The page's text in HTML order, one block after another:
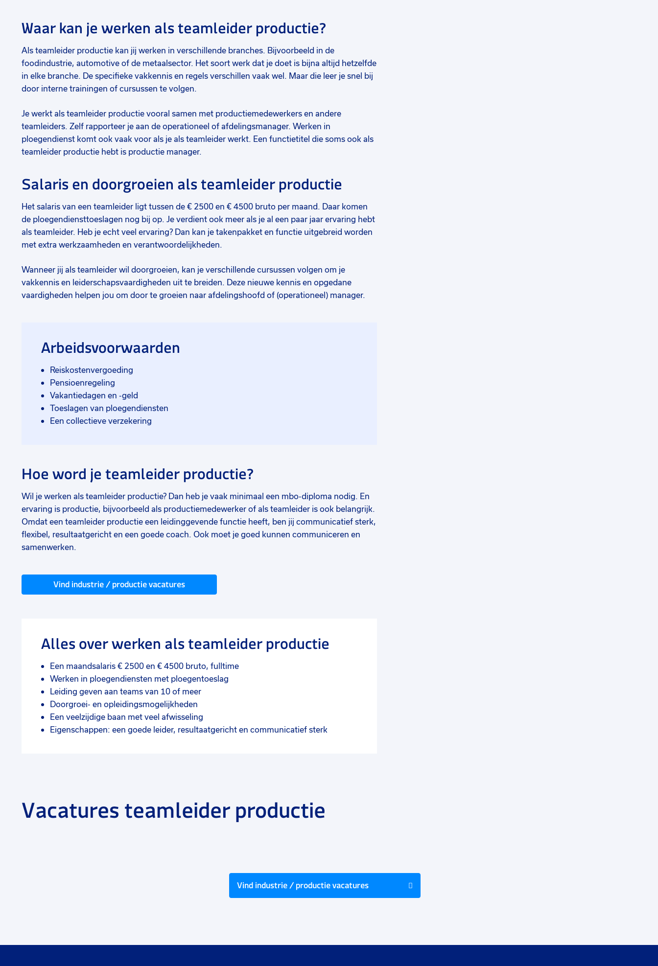
Waar kan je werken als teamleider productie?
Als teamleider productie kan jij werken in verschillende branches. Bijvoorbeeld in de
foodindustrie, automotive of de metaalsector. Het soort werk dat je doet is bijna altijd hetzelfde
in elke branche. De specifieke vakkennis en regels verschillen vaak wel. Maar die leer je snel bij
door interne trainingen of cursussen te volgen.
Je werkt als teamleider productie vooral samen met productiemedewerkers en andere
teamleiders. Zelf rapporteer je aan de operationeel of afdelingsmanager. Werken in
ploegendienst komt ook vaak voor als je als teamleider werkt. Een functietitel die soms ook als
teamleider productie hebt is productie manager.
Salaris en doorgroeien als teamleider productie
Het salaris van een teamleider ligt tussen de € 2500 en € 4500 bruto per maand. Daar komen
de ploegendiensttoeslagen nog bij op. Je verdient ook meer als je al een paar jaar ervaring hebt
als teamleider. Heb je echt veel ervaring? Dan kan je takenpakket en functie uitgebreid worden
met extra werkzaamheden en verantwoordelijkheden.
Wanneer jij als teamleider wil doorgroeien, kan je verschillende cursussen volgen om je
vakkennis en leiderschapsvaardigheden uit te breiden. Deze nieuwe kennis en opgedane
vaardigheden helpen jou om door te groeien naar afdelingshoofd of (operationeel) manager.
Arbeidsvoorwaarden
Reiskostenvergoeding
Pensioenregeling
Vakantiedagen en -geld
Toeslagen van ploegendiensten
Een collectieve verzekering
Hoe word je teamleider productie?
Wil je werken als teamleider productie? Dan heb je vaak minimaal een mbo-diploma nodig. En
ervaring is productie, bijvoorbeeld als productiemedewerker of als teamleider is ook belangrijk.
Omdat een teamleider productie een leidinggevende functie heeft, ben jij communicatief sterk,
flexibel, resultaatgericht en een goede coach. Ook moet je goed kunnen communiceren en
samenwerken.
Vind industrie / productie vacatures
Alles over werken als teamleider productie
Een maandsalaris € 2500 en € 4500 bruto, fulltime
Werken in ploegendiensten met ploegentoeslag
Leiding geven aan teams van 10 of meer
Doorgroei- en opleidingsmogelijkheden
Een veelzijdige baan met veel afwisseling
Eigenschappen: een goede leider, resultaatgericht en communicatief sterk
Vacatures teamleider productie
Vind industrie / productie vacatures